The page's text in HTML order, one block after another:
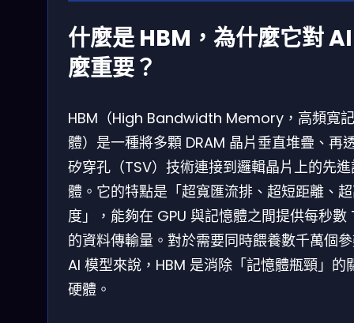
什麼是 HBM，為什麼它對
麼重要？
HBM（High Bandwidth Memory，高頻寬
體）是一種將多顆 DRAM 晶片垂直堆疊、再
矽穿孔（TSV）技術連接到邏輯晶片上的先
體。它的特點是「超寬匯流排、超短距離、
度」，能夠在 GPU 與記憶體之間提供每秒數
的資料傳輸量。對於需要同時餵養數千萬個
AI 模型來說，HBM 是消除「記憶體瓶頸」的
硬體。